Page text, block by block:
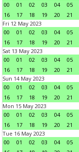
00
01 02 03 04 05
16
17 18 19 20 21
Fri 12 May 2023
00
01 02 03 04 05
16
17 18 19 20 21
Sat 13 May 2023
00
01 02 03 04 05
16
17 18 19 20 21
Sun 14 May 2023
00
01 02 03 04 05
16
17 18 19 20 21
Mon 15 May 2023
00
01 02 03 04 05
16
17 18 19 20 21
Tue 16 May 2023
00
01 02 03 04 05